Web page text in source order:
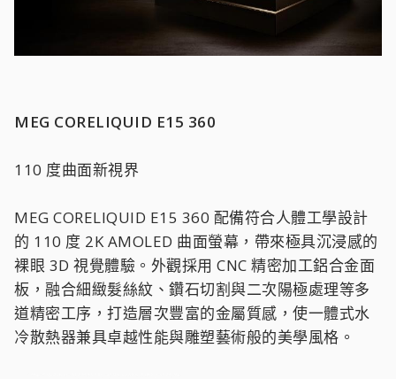
MEG CORELIQUID E15 360
110 度曲面新視界
MEG CORELIQUID E15 360 配備符合人體工學設計
的 110 度 2K AMOLED 曲面螢幕，帶來極具沉浸感的
裸眼 3D 視覺體驗。外觀採用 CNC 精密加工鋁合金面
板，融合細緻髮絲紋、鑽石切割與二次陽極處理等多
道精密工序，打造層次豐富的金屬質感，使一體式水
冷散熱器兼具卓越性能與雕塑藝術般的美學風格。